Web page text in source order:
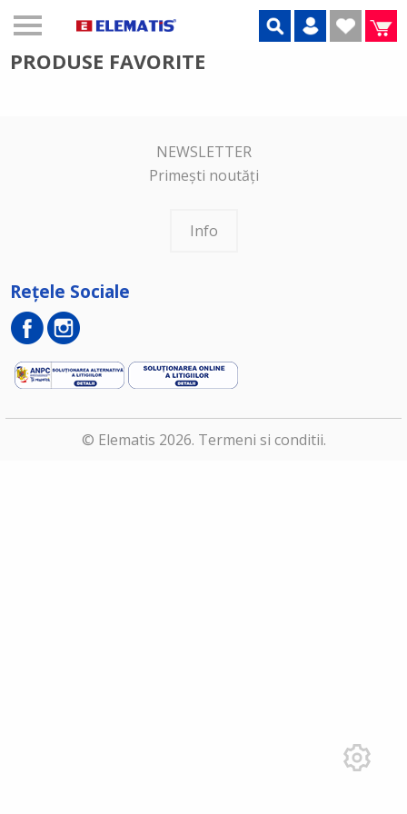
PRODUSE FAVORITE
NEWSLETTER
Primești noutăți
Info
Rețele Sociale
© Elematis 2026. Termeni si conditii.